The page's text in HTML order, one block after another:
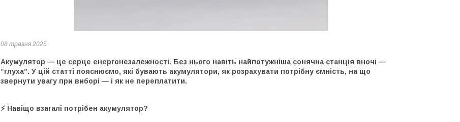
08 травня 2025
Акумулятор — це серце енергонезалежності. Без нього навіть найпотужніша сонячна станція вночі —
“глуха”. У цій статті пояснюємо, які бувають акумулятори, як розрахувати потрібну ємність, на що
звернути увагу при виборі — і як не переплатити.
⚡ Навіщо взагалі потрібен акумулятор?